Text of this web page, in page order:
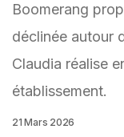
Boomerang
déclinée autour
Claudia réalise
établissement.
21 Mars 2026